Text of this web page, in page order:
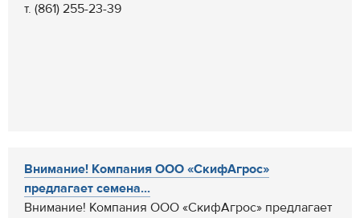
т. (861) 255-23-39
Внимание! Компания ООО «СкифАгрос»
предлагает семена...
Внимание! Компания ООО «СкифАгрос» предлагает